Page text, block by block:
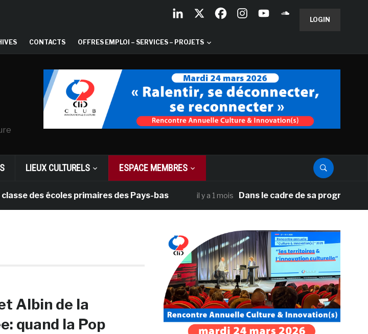
LOGIN
CONTACTS OFFRES EMPLOI – SERVICES – PROJETS
LIEUX CULTURELS ESPACE MEMBRES
des écoles primaires des Pays-bas il y a 1 mois Dans le cadre de sa programmation
Albin de la
quand la Pop